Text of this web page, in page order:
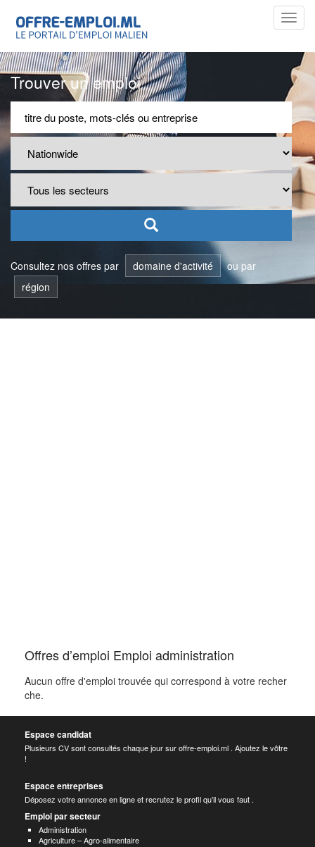
Trouver un emploi
Consultez nos offres par domaine d'activité
ou par
région
Offres d’emploi Emploi administration
Aucun offre d'emploi trouvée qui correspond à votre recher
che.
Espace candidat
Plusieurs CV sont consultés chaque jour sur offre-emploi.ml . Ajoutez le vôtre
!
Espace entreprises
Déposez votre annonce en ligne et recrutez le profil qu’il vous faut .
Emploi par secteur
Administration
Agriculture – Agro-alimentaire